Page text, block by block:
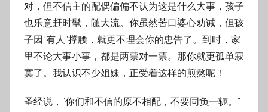
对，但不信主的配偶偏偏不认为这是什么大事，孩子
也乐意赶时髦，随大流。你虽然苦口婆心劝诫，但孩
子因“有人”撑腰，就更不理会你的忠告了。到时，家
里不论大事小事，都是两票对一票。那你就更孤单寂
寞了。我认识不少姐妹，正受着这样的煎熬呢！
圣经说，“你们和不信的原不相配，不要同负一轭。”